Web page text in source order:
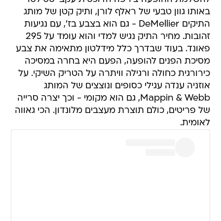
באותו גוון טבעי של ראלף לורן, ותיק קטן של מותג
התיקים DeMellier - גם הוא בצבע בז', עם נגיעות
זהובות. מחיר התיק נגיש למדי והוא עומד על 295
פאונד. בעוד שבדרך כלל מידלטון מתאימה את צבע
מסיכת הפנים להופעה, הפעם היא בחרה במסיכה
כירורגית כחולה ורגילה וויתרה על הטריק השיקי. על
אוזניה ענדה עגילי כסופים ונוצצים של המותג
Mappin & Webb, גם הוא מקומי - וכך יצרה סרייה
של פריטים, כולם תוצרת מעצבים מלונדון. הכי גאווה
לאומית.